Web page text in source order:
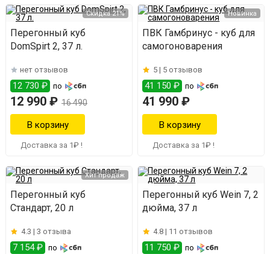
Скидка 21%
Перегонный куб
DomSpirt 2, 37 л.
нет отзывов
12 730 ₽ по
12 990 ₽ 16 490
Доставка за 1₽ !
Новинка
ПВК Гамбринус - куб для
самогоноварения
5 | 5 отзывов
41 150 ₽ по
41 990 ₽
Доставка за 1₽ !
Хит продаж
Перегонный куб
Стандарт, 20 л
4.3 | 3 отзыва
7 154 ₽ по
Перегонный куб Wein 7, 2
дюйма, 37 л
4.8 | 11 отзывов
11 750 ₽ по